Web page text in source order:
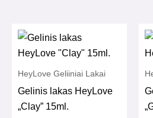
HeyLove Geliiniai Lakai
Gelinis lakas HeyLove
„Clay” 15ml.